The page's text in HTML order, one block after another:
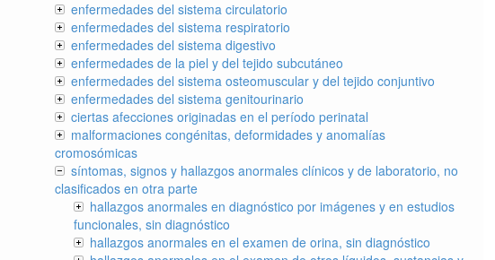
enfermedades del sistema circulatorio
enfermedades del sistema respiratorio
enfermedades del sistema digestivo
enfermedades de la piel y del tejido subcutáneo
enfermedades del sistema osteomuscular y del tejido conjuntivo
enfermedades del sistema genitourinario
ciertas afecciones originadas en el período perinatal
malformaciones congénitas, deformidades y anomalías
cromosómicas
síntomas, signos y hallazgos anormales clínicos y de laboratorio, no
clasificados en otra parte
hallazgos anormales en diagnóstico por imágenes y en estudios
funcionales, sin diagnóstico
hallazgos anormales en el examen de orina, sin diagnóstico